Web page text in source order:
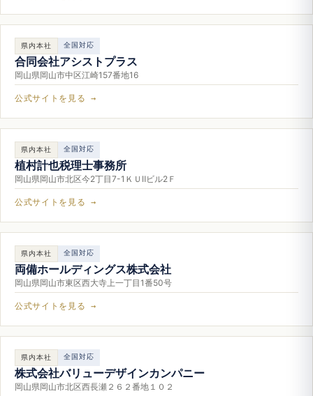
県内本社 全国対応
合同会社アシストプラス
岡山県岡山市中区江崎157番地16
公式サイトを見る →
県内本社 全国対応
植村計也税理士事務所
岡山県岡山市北区今2丁目7-1ＫＵⅡビル2Ｆ
公式サイトを見る →
県内本社 全国対応
両備ホールディングス株式会社
岡山県岡山市東区西大寺上一丁目1番50号
公式サイトを見る →
県内本社 全国対応
株式会社バリューデザインカンパニー
岡山県岡山市北区西長瀬２６２番地１０２